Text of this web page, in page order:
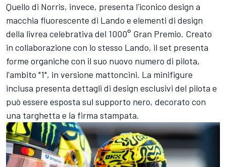
Quello di Norris, invece, presenta l'iconico design a
macchia fluorescente di Lando e elementi di design
della livrea celebrativa del 1000° Gran Premio. Creato
in collaborazione con lo stesso Lando, il set presenta
forme organiche con il suo nuovo numero di pilota,
l'ambito "1", in versione mattoncini. La minifigure
inclusa presenta dettagli di design esclusivi del pilota e
può essere esposta sul supporto nero, decorato con
una targhetta e la firma stampata.